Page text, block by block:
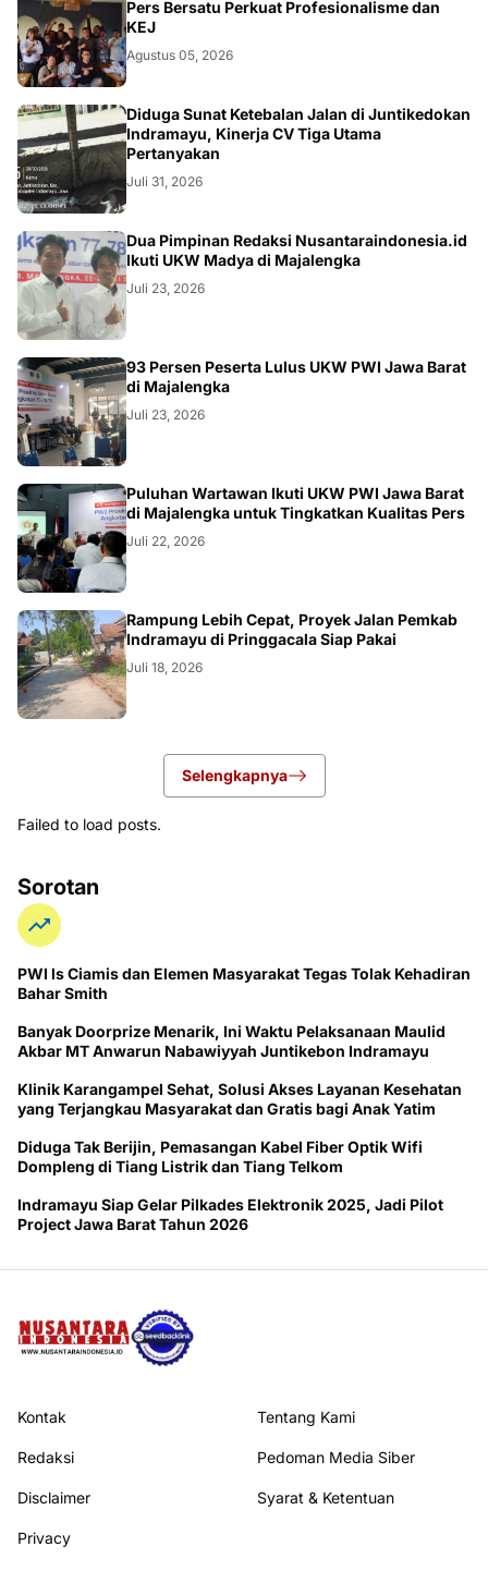
Pers Bersatu Perkuat Profesionalisme dan
KEJ
Agustus 05, 2026
KRIMINAL
Diduga Sunat Ketebalan Jalan di Juntikedokan
Indramayu, Kinerja CV Tiga Utama
Pertanyakan
Juli 31, 2026
Dua Pimpinan Redaksi Nusantaraindonesia.id
Ikuti UKW Madya di Majalengka
Juli 23, 2026
93 Persen Peserta Lulus UKW PWI Jawa Barat
di Majalengka
Juli 23, 2026
Puluhan Wartawan Ikuti UKW PWI Jawa Barat
di Majalengka untuk Tingkatkan Kualitas Pers
Juli 22, 2026
LOKAL
Rampung Lebih Cepat, Proyek Jalan Pemkab
Indramayu di Pringgacala Siap Pakai
Juli 18, 2026
Selengkapnya
Failed to load posts.
Sorotan
PWI ls Ciamis dan Elemen Masyarakat Tegas Tolak Kehadiran
Bahar Smith
Banyak Doorprize Menarik, Ini Waktu Pelaksanaan Maulid
Akbar MT Anwarun Nabawiyyah Juntikebon Indramayu
Klinik Karangampel Sehat, Solusi Akses Layanan Kesehatan
yang Terjangkau Masyarakat dan Gratis bagi Anak Yatim
Diduga Tak Berijin, Pemasangan Kabel Fiber Optik Wifi
Dompleng di Tiang Listrik dan Tiang Telkom
Indramayu Siap Gelar Pilkades Elektronik 2025, Jadi Pilot
Project Jawa Barat Tahun 2026
Kontak Tentang Kami
Redaksi Pedoman Media Siber
Disclaimer Syarat & Ketentuan
Privacy